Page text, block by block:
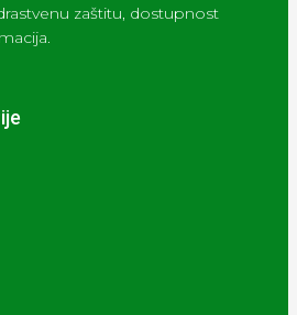
zaštitu, dostupnost